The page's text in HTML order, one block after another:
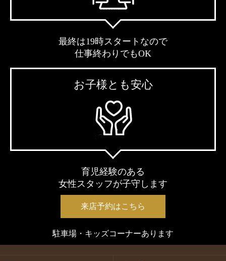
最終は19時スタートなので
仕事終わりでもOK
お子様とも安心
育児経験のある
女性スタッフが子守します
来店予約はこちら
駐車場・キッズコーナーあります